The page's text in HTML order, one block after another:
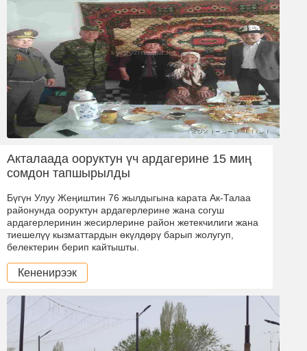
Акталаада ооруктун үч ардагерине 15 миң
сомдон тапшырылды
Бүгүн Улуу Жеңиштин 76 жылдыгына карата Ак-Талаа
районунда ооруктун ардагерлерине жана согуш
ардагерлеринин жесирлерине район жетекчилиги жана
тиешелүү кызматтардын өкүлдөрү барып жолугуп,
белектерин берип кайтышты.
Кененирээк